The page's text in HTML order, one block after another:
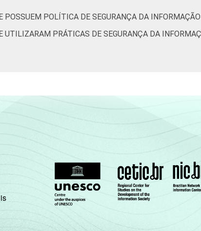
POSSUEM POLÍTICA DE SEGURANÇA DA INFORMAÇÃO
UTILIZARAM PRÁTICAS DE SEGURANÇA DA